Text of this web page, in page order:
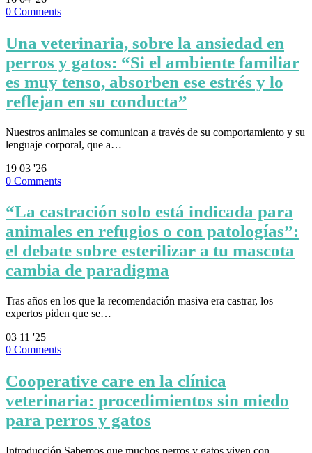
0 Comments
Una veterinaria, sobre la ansiedad en
perros y gatos: “Si el ambiente familiar
es muy tenso, absorben ese estrés y lo
reflejan en su conducta”
Nuestros animales se comunican a través de su comportamiento y su
lenguaje corporal, que a…
19 03 '26
0 Comments
“La castración solo está indicada para
animales en refugios o con patologías”:
el debate sobre esterilizar a tu mascota
cambia de paradigma
Tras años en los que la recomendación masiva era castrar, los
expertos piden que se…
03 11 '25
0 Comments
Cooperative care en la clínica
veterinaria: procedimientos sin miedo
para perros y gatos
Introducción Sabemos que muchos perros y gatos viven con